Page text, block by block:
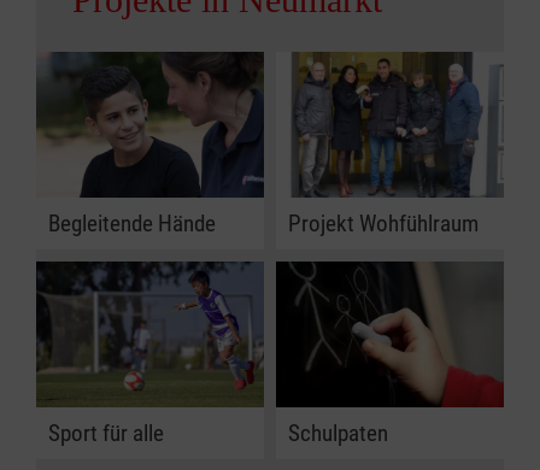
Begleitende Hände Projekt Wohfühlraum
Sport für alle Schulpaten